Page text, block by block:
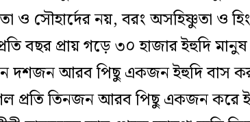
সৌহার্দের নয়, বরং অসহিষ্ণুতা ও
বছর প্রায় গড়ে ৩০ হাজার ইহুদি
দশজন আরব পিছু একজন ইহুদি বাস করত
প্রতি তিনজন আরব পিছু একজন করে